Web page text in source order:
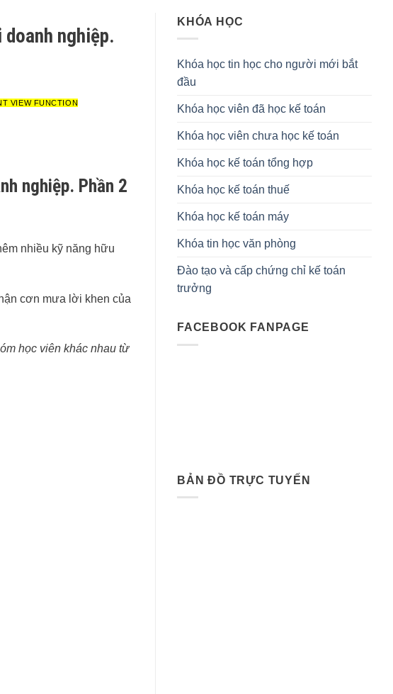
nghiệp.
VIEW FUNCTION
nghiệp. Phần 2
nhiều kỹ năng hữu
cơn mưa lời khen của
học viên khác nhau từ
KHÓA HỌC
Khóa học tin học cho người mới bắt
đầu
Khóa học viên đã học kế toán
Khóa học viên chưa học kế toán
Khóa học kế toán tổng hợp
Khóa học kế toán thuế
Khóa học kế toán máy
Khóa tin học văn phòng
Đào tạo và cấp chứng chỉ kế toán
trưởng
FACEBOOK FANPAGE
BẢN ĐỒ TRỰC TUYẾN